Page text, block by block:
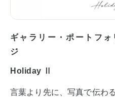
ギャラリー・ポートフォ
ジ
Holiday Ⅱ
言葉より先に、写真で伝わ